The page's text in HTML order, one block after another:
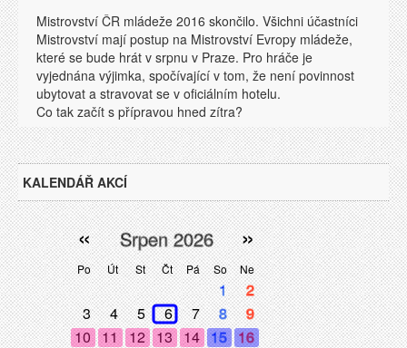
Mistrovství ČR mládeže 2016 skončilo. Všichni účastníci
Mistrovství mají postup na Mistrovství Evropy mládeže,
které se bude hrát v srpnu v Praze. Pro hráče je
vyjednána výjimka, spočívající v tom, že není povinnost
ubytovat a stravovat se v oficiálním hotelu.
Co tak začít s přípravou hned zítra?
KALENDÁŘ AKCÍ
Po Út St Čt Pá So Ne
« »
Srpen 2026
1
2
3
4 5 6 7 8
9
10
11 12 13 14 15 16